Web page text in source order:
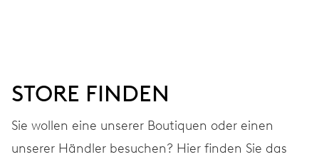
GARANTIE 2 Jahre
STORE FINDEN
Sie wollen eine unserer Boutiquen oder einen
unserer Händler besuchen? Hier finden Sie das